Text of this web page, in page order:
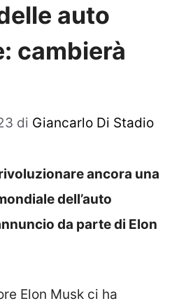
auto
cambierà
di Giancarlo Di Stadio
ancora una
dell’auto
da parte di Elon
Elon Musk ci ha